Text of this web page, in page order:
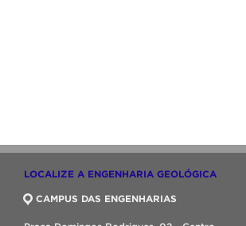
LOCALIZE A ENGENHARIA GEOLÓGICA
CAMPUS DAS ENGENHARIAS